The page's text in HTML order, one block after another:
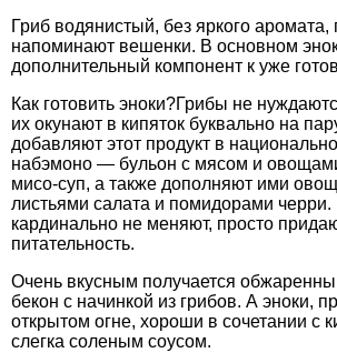
Гриб водянистый, без яркого аромата,
напоминают вешенки. В основном
дополнительный компонент к уже
Как готовить эноки?Грибы не
их окунают в кипяток буквально на
добавляют этот продукт в
набэмоно — бульон с мясом и
мисо-суп, а также дополняют ими
листьями салата и помидорами
кардинально не меняют, просто
питательность.
Очень вкусным получается
бекон с начинкой из грибов. А эноки,
открытом огне, хороши в сочетании с
слегка соленым соусом.